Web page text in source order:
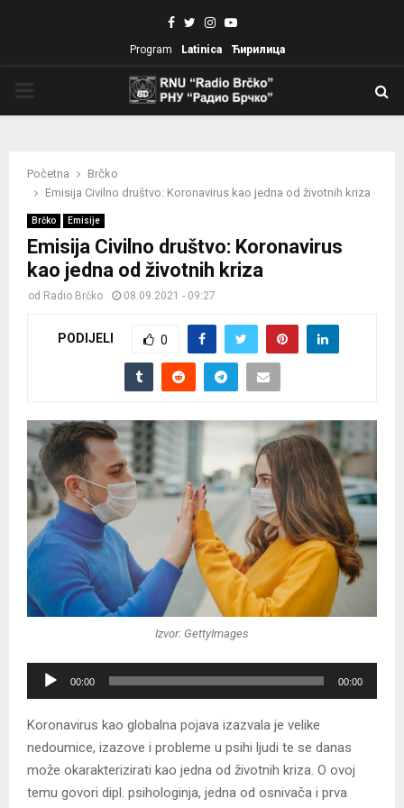
Facebook
TwitterInstagram
Youtube
Program Latinica Ћирилица
Početna
Brčko
Emisija Civilno društvo: Koronavirus kao jedna od životnih kriza
Brčko Emisije
Emisija Civilno društvo: Koronavirus
kao jedna od životnih kriza
od Radio Brčko 08.09.2021 - 09:27
PODIJELI 0
Izvor: GettyImages
u
d
P
00:00 00:00
Koronavirus kao globalna pojava izazvala je velike
nedoumice, izazove i probleme u psihi ljudi te se danas
može okarakterizirati kao jedna od životnih kriza. O ovoj
temu govori dipl. psihologinja, jedna od osnivača i prva